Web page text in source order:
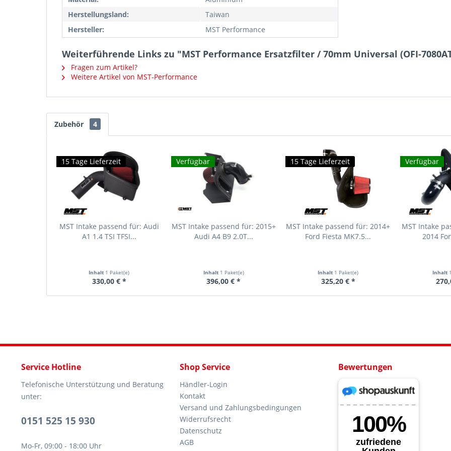
Herstellungsland:
Taiwan
Hersteller:
MST Performance
Weiterführende Links zu "MST Performance Ersatzfilter / 70mm Universal (OFI-
Fragen zum Artikel?
Weitere Artikel von MST-Performance
Zubehör 4
15 Tage Lieferzeit
MST Intake passend für: Audi
A1 1.4 TSI TFSI...
Inhalt 1 Paket(e)
330,00 € *
Verfügbar
MST Intake passend für: 2015+
Audi A4 B9 2.0T...
Inhalt 1 Paket(e)
396,00 € *
15 Tage Lieferzeit
MST Intake passend für: 2014+
Ford Fiesta MK7.5...
Inhalt 1 Paket(e)
325,20 € *
Verfügbar
MST Intake
2014
Inhalt
Service Hotline
Telefonische Unterstützung und Beratung
unter:
0151 525 15 930
Mo-Fr, 09:00 - 18:00 Uhr
Shop Service
Händler-Login
Kontakt
Versand und Zahlungsbedingungen
Widerrufsrecht
Datenschutz
AGB
Bewertungen